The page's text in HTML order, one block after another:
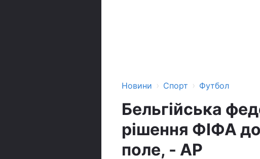
Новини › Спорт › Футбол
Бельгійська
рішення ФІФА
поле, - AP